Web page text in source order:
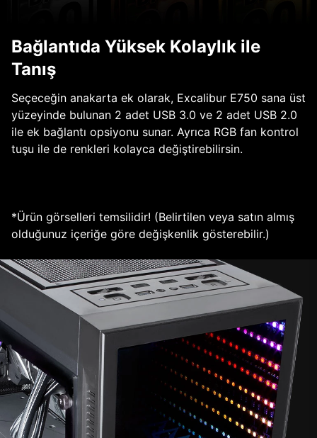
Bağlantıda Yüksek Kolaylık ile
Tanış
Seçeceğin anakarta ek olarak, Excalibur E750 sana üst
yüzeyinde bulunan 2 adet USB 3.0 ve 2 adet USB 2.0
ile ek bağlantı opsiyonu sunar. Ayrıca RGB fan kontrol
tuşu ile de renkleri kolayca değiştirebilirsin.
*Ürün görselleri temsilidir! (Belirtilen veya satın almış
olduğunuz içeriğe göre değişkenlik gösterebilir.)